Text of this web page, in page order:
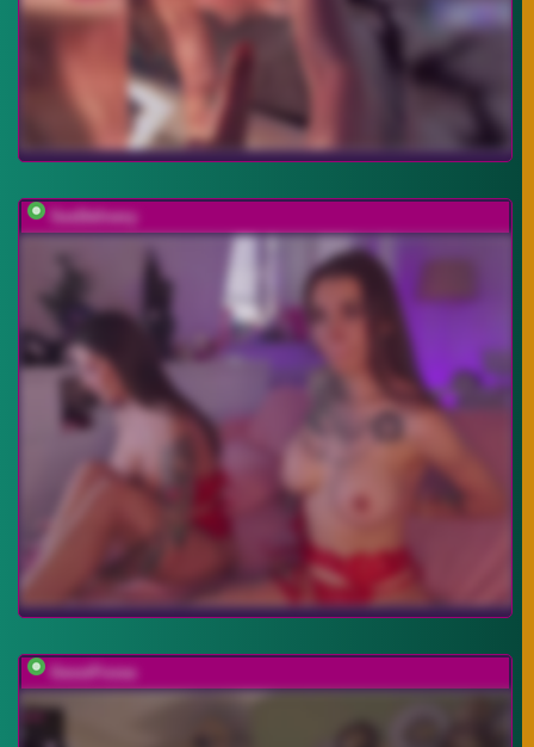
SexDelivery
GessiFossa